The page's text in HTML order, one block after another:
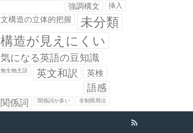
強調構文 挿入
文構造の立体的把握 未分類
構造が見えにくい
気になる英語の豆知識
無生物主語 英文和訳 英検
語感
関係詞 関係詞が多い 非制限用法